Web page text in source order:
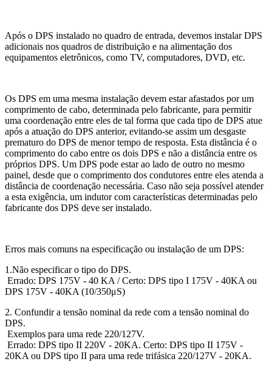
Após o DPS instalado no quadro de entrada, devemos instalar DPS
adicionais nos quadros de distribuição e na alimentação dos
equipamentos eletrônicos, como TV, computadores, DVD, etc.
Os DPS em uma mesma instalação devem estar afastados por um
comprimento de cabo, determinada pelo fabricante, para permitir
uma coordenação entre eles de tal forma que cada tipo de DPS atue
após a atuação do DPS anterior, evitando-se assim um desgaste
prematuro do DPS de menor tempo de resposta. Esta distância é o
comprimento do cabo entre os dois DPS e não a distância entre os
próprios DPS. Um DPS pode estar ao lado de outro no mesmo
painel, desde que o comprimento dos condutores entre eles atenda a
distância de coordenação necessária. Caso não seja possível atender
a esta exigência, um indutor com características determinadas pelo
fabricante dos DPS deve ser instalado.
Erros mais comuns na especificação ou instalação de um DPS:
1.Não especificar o tipo do DPS.
Errado: DPS 175V - 40 KA / Certo: DPS tipo I 175V - 40KA ou
DPS 175V - 40KA (10/350μS)
2. Confundir a tensão nominal da rede com a tensão nominal do
DPS.
Exemplos para uma rede 220/127V.
Errado: DPS tipo II 220V - 20KA. Certo: DPS tipo II 175V -
20KA ou DPS tipo II para uma rede trifásica 220/127V - 20KA.